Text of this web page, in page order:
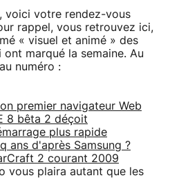
voici votre rendez-vous
rappel, vous retrouvez ici,
« visuel et animé » des
marqué la semaine. Au
numéro :
premier navigateur Web
8 bêta 2 déçoit
plus rapide
ans d'après Samsung ?
2 courant 2009
vous plaira autant que les